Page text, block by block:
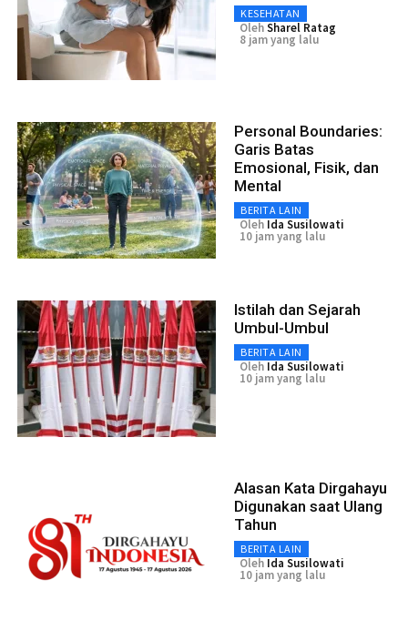
KESEHATAN
OlehSharel Ratag
8 jam yang lalu
Personal Boundaries:
Garis Batas
Emosional, Fisik, dan
Mental
BERITA LAIN
Oleh Ida Susilowati
10 jam yang lalu
Istilah dan Sejarah
Umbul-Umbul
BERITA LAIN
Oleh Ida Susilowati
10 jam yang lalu
Alasan Kata Dirgahayu
Digunakan saat Ulang
Tahun
BERITA LAIN
Oleh Ida Susilowati
10 jam yang lalu